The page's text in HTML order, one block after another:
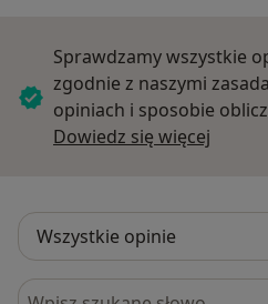
Sprawdzamy wszystkie
zgodnie z naszymi
opiniach i sposobie
Dowiedz się więcej
Szukaj w opiniach